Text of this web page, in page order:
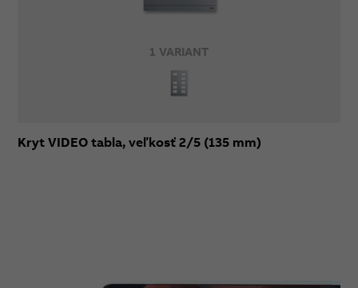
1 VARIANT
Kryt VIDEO tabla, veľkosť 2/5 (135 mm)